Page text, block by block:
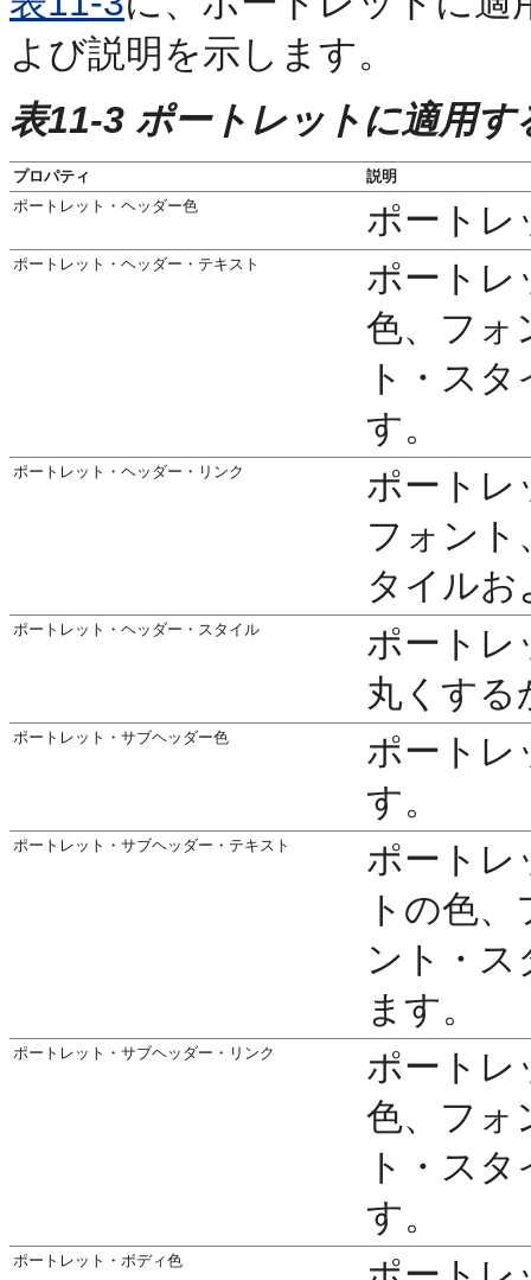
よび説明を示します。
表11-3 ポートレットに適用
プロパティ
説明
ポートレット・ヘッダー色
ポートレ
ポートレット・ヘッダー・テキスト
ポートレ
色、フォ
ト・ス
す。
ポートレット・ヘッダー・リンク
ポートレ
フォント
タイル
ポートレット・ヘッダー・スタイル
ポートレ
丸くする
ポートレット・サブヘッダー色
ポートレ
す。
ポートレット・サブヘッダー・テキスト
ポートレ
トの色
ント・
ます。
ポートレット・サブヘッダー・リンク
ポートレ
色、フォ
ト・ス
す。
ポートレット・ボディ色